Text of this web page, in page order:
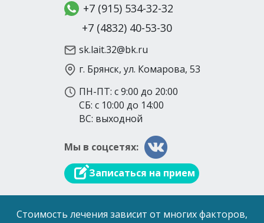
+7 (915) 534-32-32
+7 (4832) 40-53-30
sk.lait.32@bk.ru
г. Брянск, ул. Комарова, 53
ПН-ПТ: с 9:00 до 20:00
СБ: с 10:00 до 14:00
ВС: выходной
Мы в соцсетях:
Записаться на прием
Стоимость лечения зависит от многих факторов,